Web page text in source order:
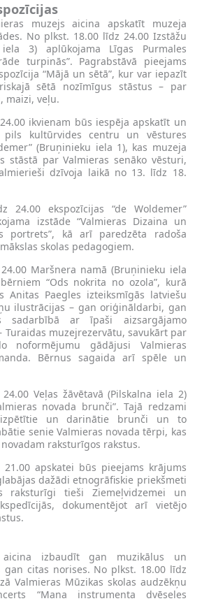
muzejs aicina apskatīt muzeja
No plkst. 18.00 līdz 24.00 Izstāžu
3) aplūkojama Līgas Purmales
turpinās”. Pagrabstāvā pieejams
“Mājā un sētā”, kur var iepazīt
sētā nozīmīgus stāstus – par
maizi, veļu.
ikvienam būs iespēja apskatīt un
pils kultūrvides centru un vēstures
(Bruņinieku iela 1), kas muzeja
stāstā par Valmieras senāko vēsturi,
dzīvoja laikā no 13. līdz 18.
24.00 ekspozīcijas “de Woldemer”
izstāde “Valmieras Dizaina un
portrets”, kā arī paredzēta radoša
skolas pedagogiem.
Maršnera namā (Bruņinieku iela
“Ods nokrita no ozola”, kurā
Anitas Paegles izteiksmīgās latviešu
ilustrācijas – gan oriģināldarbi, gan
sadarbībā ar īpaši aizsargājamo
Turaidas muzejrezervātu, savukārt par
noformējumu gādājusi Valmieras
Bērnus sagaida arī spēle un
Veļas žāvētavā (Pilskalna iela 2)
novada brunči”. Tajā redzami
izpētītie un darinātie brunči un to
senie Valmieras novada tērpi, kas
raksturīgos rakstus.
apskatei būs pieejams krājums
dažādi etnogrāfiskie priekšmeti
tieši Ziemeļvidzemei un
dokumentējot arī vietējo
aicina izbaudīt gan muzikālus un
citas norises. No plkst. 18.00 līdz
Valmieras Mūzikas skolas audzēkņu
“Mana instrumenta dvēseles